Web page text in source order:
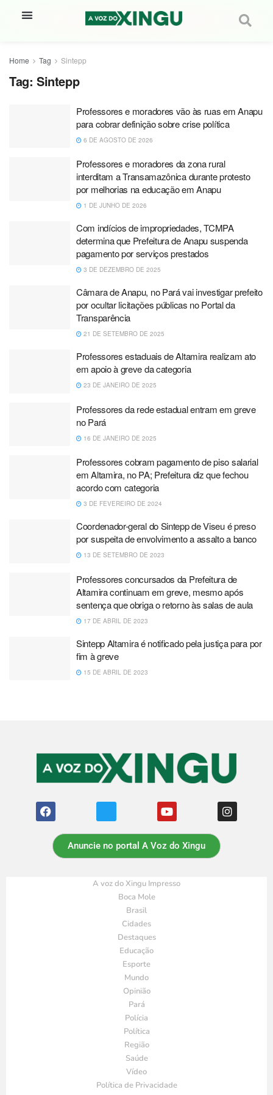
Home Tag Sintepp
Tag: Sintepp
Professores e moradores vão às ruas em Anapu
para cobrar definição sobre crise política
6 DE AGOSTO DE 2026
Professores e moradores da zona rural
interditam a Transamazônica durante protesto
por melhorias na educação em Anapu
1 DE JUNHO DE 2026
Com indícios de impropriedades, TCMPA
determina que Prefeitura de Anapu suspenda
pagamento por serviços prestados
3 DE DEZEMBRO DE 2025
Câmara de Anapu, no Pará vai investigar prefeito
por ocultar licitações públicas no Portal da
Transparência
21 DE SETEMBRO DE 2025
Professores estaduais de Altamira realizam ato
em apoio à greve da categoria
23 DE JANEIRO DE 2025
Professores da rede estadual entram em greve
no Pará
16 DE JANEIRO DE 2025
Professores cobram pagamento de piso salarial
em Altamira, no PA; Prefeitura diz que fechou
acordo com categoria
3 DE FEVEREIRO DE 2024
Coordenador-geral do Sintepp de Viseu é preso
por suspeita de envolvimento a assalto a banco
13 DE SETEMBRO DE 2023
Professores concursados da Prefeitura de
Altamira continuam em greve, mesmo após
sentença que obriga o retorno às salas de aula
17 DE ABRIL DE 2023
Sintepp Altamira é notificado pela justiça para por
fim à greve
15 DE ABRIL DE 2023
Anuncie no portal A Voz do Xingu
A voz do Xingu Impresso
Boca Mole
Brasil
Cidades
Destaques
Educação
Esporte
Mundo
Opinião
Pará
Polícia
Política
Região
Saúde
Vídeo
Política de Privacidade